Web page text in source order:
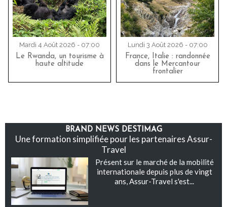
Mardi 4 Août 2026 - 07:00
Le Rwanda, un tourisme à
haute altitude
Lundi 3 Août 2026 - 07:00
France, Italie : randonnée
dans le Mercantour
frontalier
BRAND NEWS DESTIMAG
Une formation simplifiée pour les partenaires Assur-
Travel
Présent sur le marché de la mobilité
internationale depuis plus de vingt
ans, Assur-Travel s'est...